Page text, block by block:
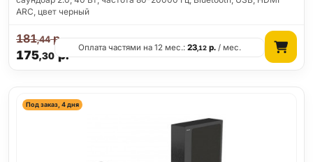
ARC, цвет черный
175,30р.
181,44р.
Оплата частями на 12 мес.:23,12 р. / мес.
Под заказ, 4 дня